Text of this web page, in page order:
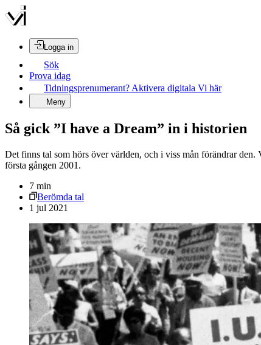
Logga in
Sök
Prova idag
Tidningsprenumerant? Aktivera digitala Vi här
Meny
Så gick ”I have a Dream” in i historien
Det finns tal som hörs över världen, och i viss mån förändrar
första gången 2001.
7 min
Berömda tal
1 jul 2021